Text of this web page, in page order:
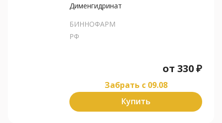
Дименгидринат
БИННОФАРМ
РФ
от 330₽
Забрать c 09.08
Купить